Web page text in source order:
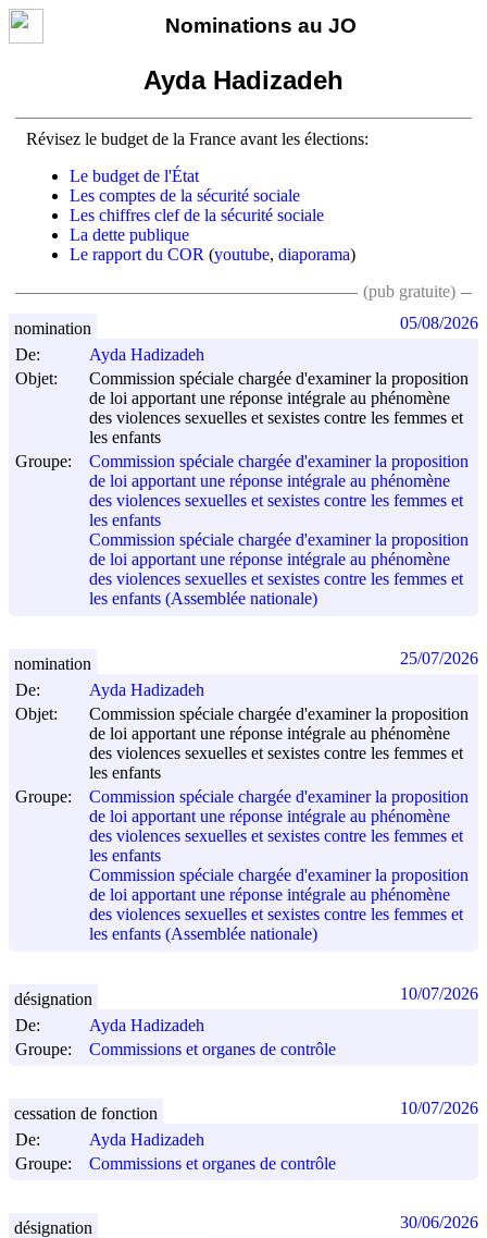
Nominations au JO
Ayda Hadizadeh
Révisez le budget de la France avant les élections:
Le budget de l'État
Les comptes de la sécurité sociale
Les chiffres clef de la sécurité sociale
La dette publique
Le rapport du COR (youtube, diaporama)
(pub gratuite)
De:
Ayda Hadizadeh
Objet:
Commission spéciale chargée d'examiner la proposition
de loi apportant une réponse intégrale au phénomène
des violences sexuelles et sexistes contre les femmes et
les enfants
Groupe:
Commission spéciale chargée d'examiner la proposition
de loi apportant une réponse intégrale au phénomène
des violences sexuelles et sexistes contre les femmes et
les enfants
Commission spéciale chargée d'examiner la proposition
de loi apportant une réponse intégrale au phénomène
des violences sexuelles et sexistes contre les femmes et
les enfants (Assemblée nationale)
nomination 05/08/2026
De:
Ayda Hadizadeh
Objet:
Commission spéciale chargée d'examiner la proposition
de loi apportant une réponse intégrale au phénomène
des violences sexuelles et sexistes contre les femmes et
les enfants
Groupe:
Commission spéciale chargée d'examiner la proposition
de loi apportant une réponse intégrale au phénomène
des violences sexuelles et sexistes contre les femmes et
les enfants
Commission spéciale chargée d'examiner la proposition
de loi apportant une réponse intégrale au phénomène
des violences sexuelles et sexistes contre les femmes et
les enfants (Assemblée nationale)
nomination 25/07/2026
De:
Ayda Hadizadeh
Groupe:
Commissions et organes de contrôle
désignation 10/07/2026
De:
Ayda Hadizadeh
Groupe:
Commissions et organes de contrôle
cessation de fonction 10/07/2026
désignation 30/06/2026